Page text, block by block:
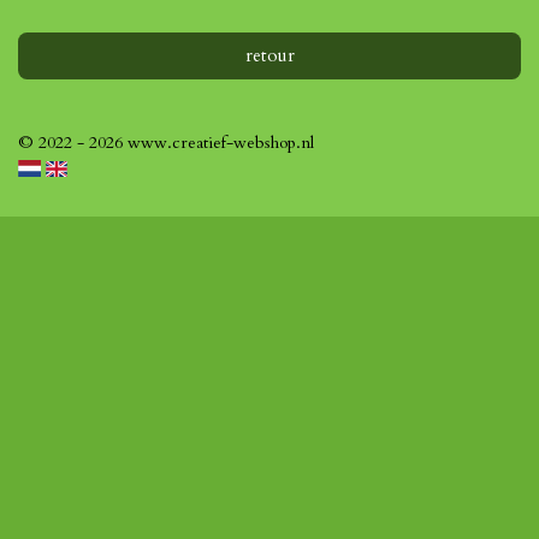
retour
© 2022 - 2026 www.creatief-webshop.nl